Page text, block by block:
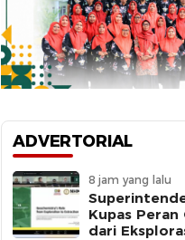
ADVERTORIAL
8 jam yang lalu
Kupas Peran
dari